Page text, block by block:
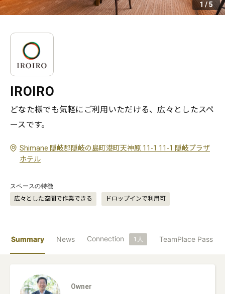
1/5
IROIRO
どなた様でも気軽にご利用いただける、広々としたスペ
ースです。
Shimane 隠岐郡隠岐の島町港町天神原 11-1 11-1 隠岐プラザ
ホテル
スペースの特徴
広々とした空間で作業できる ドロップインで利用可
Summary News Connection 1 人 TeamPlace Pass
Owner